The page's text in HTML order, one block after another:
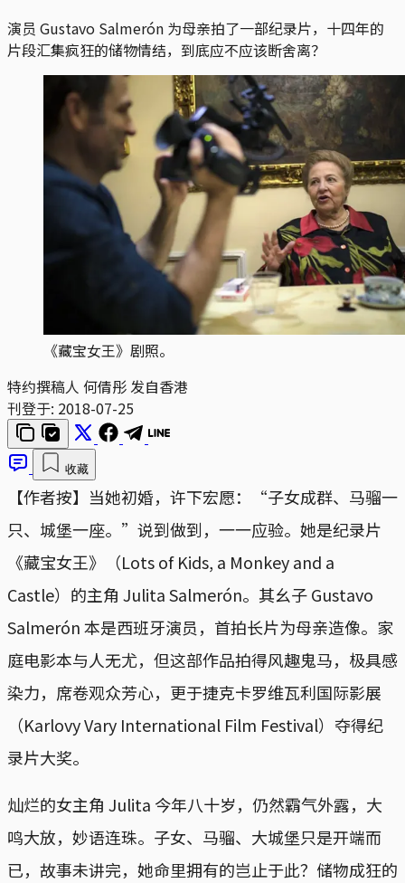
演员 Gustavo Salmerón 为母亲拍了一部纪录片，十四年的
片段汇集疯狂的储物情结，到底应不应该断舍离？
《藏宝女王》剧照。
特约撰稿人 何倩彤 发自香港
刊登于: 2018-07-25
收藏
【作者按】当她初婚，许下宏愿：“子女成群、马骝一
只、城堡一座。”说到做到，一一应验。她是纪录片
《藏宝女王》（Lots of Kids, a Monkey and a
Castle）的主角 Julita Salmerón。其幺子 Gustavo
Salmerón 本是西班牙演员，首拍长片为母亲造像。家
庭电影本与人无尤，但这部作品拍得风趣鬼马，极具感
染力，席卷观众芳心，更于捷克卡罗维瓦利国际影展
（Karlovy Vary International Film Festival）夺得纪
录片大奖。
灿烂的女主角 Julita 今年八十岁，仍然霸气外露，大
鸣大放，妙语连珠。子女、马骝、大城堡只是开端而
已，故事未讲完，她命里拥有的岂止于此？储物成狂的